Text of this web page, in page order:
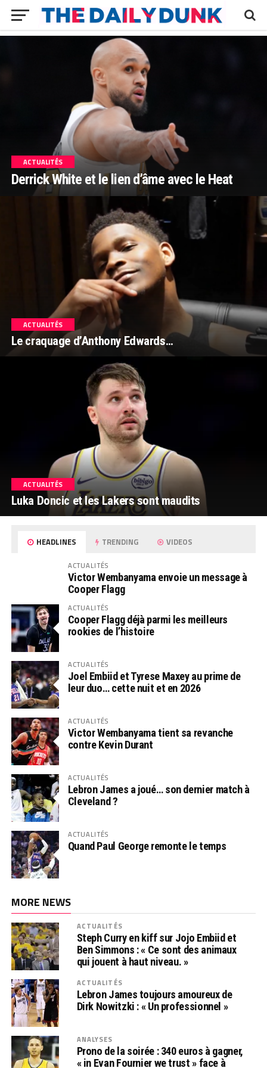
ACTUALITÉS
Derrick White et le lien d’âme avec le Heat
ACTUALITÉS
Le craquage d’Anthony Edwards…
ACTUALITÉS
Luka Doncic et les Lakers sont maudits
HEADLINES TRENDING VIDEOS
ACTUALITÉS
Victor Wembanyama envoie un message à
Cooper Flagg
ACTUALITÉS
Cooper Flagg déjà parmi les meilleurs
rookies de l’histoire
ACTUALITÉS
Joel Embiid et Tyrese Maxey au prime de
leur duo… cette nuit et en 2026
ACTUALITÉS
Victor Wembanyama tient sa revanche
contre Kevin Durant
ACTUALITÉS
Lebron James a joué… son dernier match à
Cleveland ?
ACTUALITÉS
Quand Paul George remonte le temps
MORE NEWS
ACTUALITÉS
Steph Curry en kiff sur Jojo Embiid et
Ben Simmons : « Ce sont des animaux
qui jouent à haut niveau. »
ACTUALITÉS
Lebron James toujours amoureux de
Dirk Nowitzki : « Un professionnel »
ANALYSES
Prono de la soirée : 340 euros à gagner,
« in Evan Fournier we trust » face à